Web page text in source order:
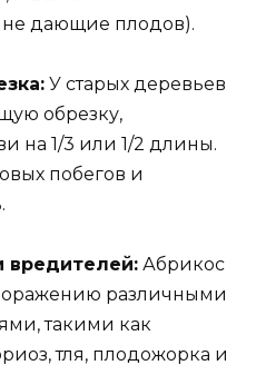
не дающие плодов).
У старых деревьев
обрезку,
на 1/3 или 1/2 длины.
побегов и
вредителей: Абрикос
различными
такими как
тля, плодожорка и